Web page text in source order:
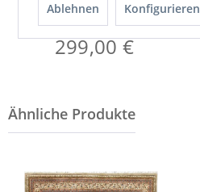
Teppich
BENARAS BIDJ bg
299,00 €
Ablehnen Konfigurieren